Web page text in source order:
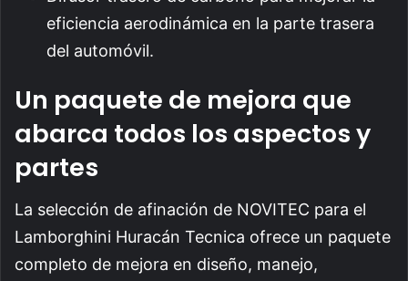
eficiencia aerodinámica en la parte trasera
del automóvil.
Un paquete de mejora que
abarca todos los aspectos y
partes
La selección de afinación de NOVITEC para el
Lamborghini Huracán Tecnica ofrece un paquete
completo de mejora en diseño, manejo,